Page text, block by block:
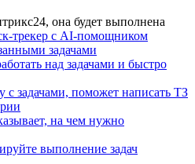
она будет выполнена
трекер с AI-помощником
задачами
над задачами и быстро
с задачами, поможет написать ТЗ
на чем нужно
выполнение задач